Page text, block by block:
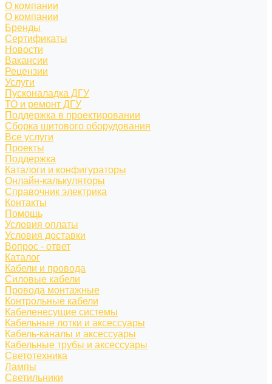
О компании
О компании
Бренды
Сертификаты
Новости
Вакансии
Рецензии
Услуги
Пусконаладка ДГУ
ТО и ремонт ДГУ
Поддержка в проектировании
Сборка щитового оборудования
Все услуги
Проекты
Поддержка
Каталоги и конфигураторы
Онлайн-калькуляторы
Справочник электрика
Контакты
Помощь
Условия оплаты
Условия доставки
Вопрос - ответ
Каталог
Кабели и провода
Силовые кабели
Провода монтажные
Контрольные кабели
Кабеленесущие системы
Кабельные лотки и аксессуары
Кабель-каналы и аксессуары
Кабельные трубы и аксессуары
Светотехника
Лампы
Светильники